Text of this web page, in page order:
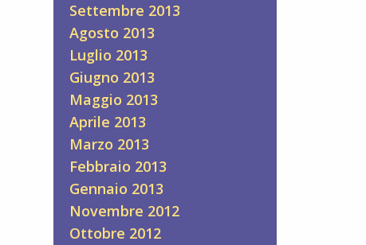
Settembre 2013
Agosto 2013
Luglio 2013
Giugno 2013
Maggio 2013
Aprile 2013
Marzo 2013
Febbraio 2013
Gennaio 2013
Novembre 2012
Ottobre 2012